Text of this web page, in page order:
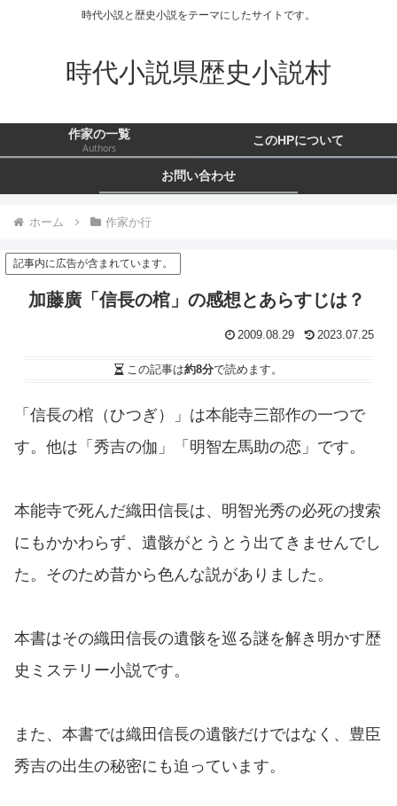
時代小説と歴史小説をテーマにしたサイトです。
時代小説県歴史小説村
作家の一覧
Authors
このHPについて
お問い合わせ
ホーム 作家か行
記事内に広告が含まれています。
加藤廣「信長の棺」の感想とあらすじは？
2009.08.29 2023.07.25
この記事は約8分で読めます。
「信長の棺（ひつぎ）」は本能寺三部作の一つで
す。他は「秀吉の伽」「明智左馬助の恋」です。
本能寺で死んだ織田信長は、明智光秀の必死の捜索
にもかかわらず、遺骸がとうとう出てきませんでし
た。そのため昔から色んな説がありました。
本書はその織田信長の遺骸を巡る謎を解き明かす歴
史ミステリー小説です。
また、本書では織田信長の遺骸だけではなく、豊臣
秀吉の出生の秘密にも迫っています。